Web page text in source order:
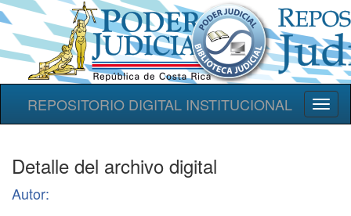
REPOSITORIO DIGITAL INSTITUCIONAL
Detalle del archivo digital
Autor: